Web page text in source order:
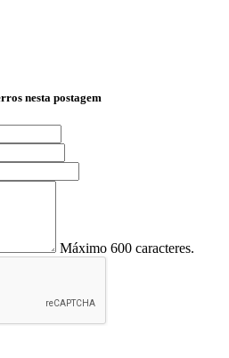
nesta postagem
Máximo 600 caracteres.